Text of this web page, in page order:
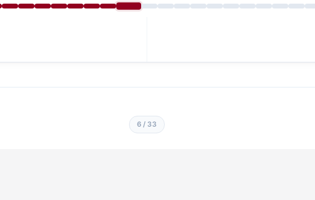
6 / 33